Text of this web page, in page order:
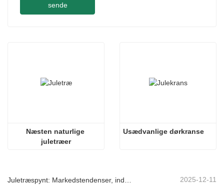
sende
Næsten naturlige
juletræer
Usædvanlige dørkranse
Juletræspynt: Markedstendenser, indsigt i forsyningskæden og indkøbsguide 2025 2025-12-11